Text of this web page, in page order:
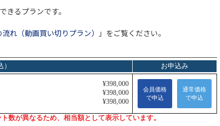
きるプランです。
れ（動画買い切りプラン） 」をご覧ください。